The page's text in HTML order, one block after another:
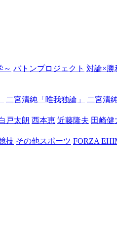
～ バトンプロジェクト 対論×勝
二宮清純「唯我独論」 二宮清
戸太朗 西本恵 近藤隆夫 田崎健
技 その他スポーツ FORZA